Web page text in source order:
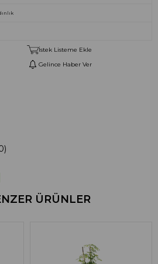
İstek Listeme Ekle
Gelince Haber Ver
ÜRÜNLER